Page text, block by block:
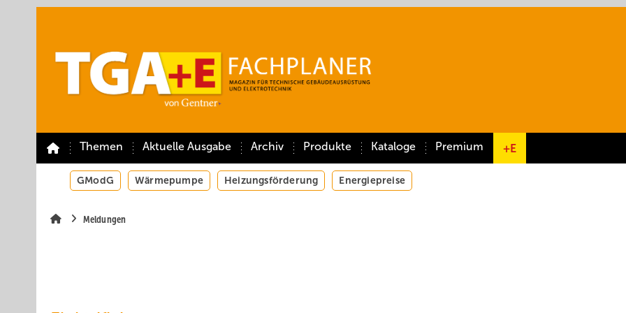
Themen Aktuelle Ausgabe Archiv Produkte Kataloge Premium +E
GModG Wärmepumpe Heizungsförderung Energiepreise
Meldungen